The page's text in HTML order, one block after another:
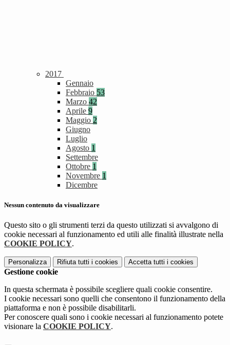
2017
Gennaio
Febbraio 53
Marzo 42
Aprile 9
Maggio 2
Giugno
Luglio
Agosto 1
Settembre
Ottobre 1
Novembre 1
Dicembre
Nessun contenuto da visualizzare
Questo sito o gli strumenti terzi da questo utilizzati si avvalgono di
cookie necessari al funzionamento ed utili alle finalità illustrate nella
COOKIE POLICY.
Personalizza Rifiuta tutti i cookies Accetta tutti i cookies
Gestione cookie
In questa schermata è possibile scegliere quali cookie consentire.
I cookie necessari sono quelli che consentono il funzionamento della
piattaforma e non è possibile disabilitarli.
Per conoscere quali sono i cookie necessari al funzionamento potete
visionare la COOKIE POLICY.